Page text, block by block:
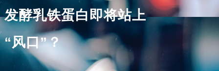
发酵乳铁蛋白即将站上
“风口”？